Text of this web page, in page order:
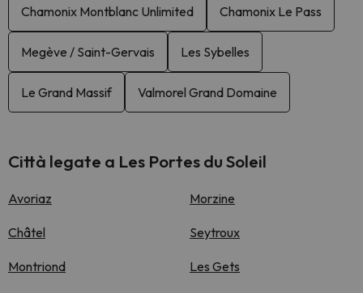
Chamonix Montblanc Unlimited Chamonix Le Pass
Megève / Saint-Gervais Les Sybelles
Le Grand Massif Valmorel Grand Domaine
Città legate a Les Portes du Soleil
Avoriaz Morzine
Châtel Seytroux
Montriond Les Gets